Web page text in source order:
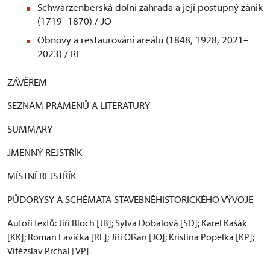
Schwarzenberská dolní zahrada a její postupný zánik
(1719–1870) / JO
Obnovy a restaurování areálu (1848, 1928, 2021–
2023) / RL
ZÁVĚREM
SEZNAM PRAMENŮ A LITERATURY
SUMMARY
JMENNÝ REJSTŘÍK
MÍSTNÍ REJSTŘÍK
PŮDORYSY A SCHÉMATA STAVEBNĚHISTORICKÉHO VÝVOJE
Autoři textů: Jiří Bloch [JB]; Sylva Dobalová [SD]; Karel Kašák
[KK]; Roman Lavička [RL]; Jiří Olšan [JO]; Kristina Popelka [KP];
Vítězslav Prchal [VP]